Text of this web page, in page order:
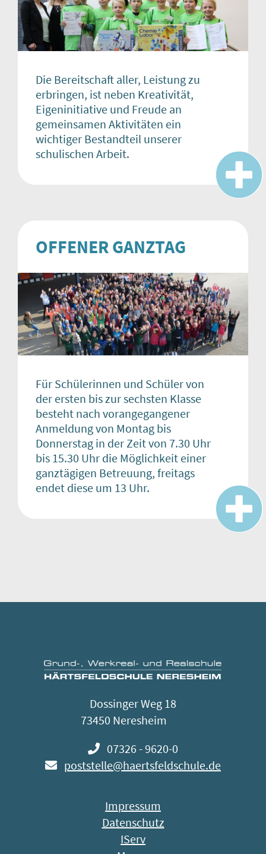
Die Bereitschaft aller, Leistung zu
erbringen, ist neben Kreativität,
Eigeninitiative und Freude an
gemeinsamen Aktivitäten ein
wichtiger Bestandteil unserer
schulischen Arbeit.
OFFENER GANZTAG
Für Schülerinnen und Schüler von
der ersten bis zur sechsten Klasse
besteht nach vorangegangener
Anmeldung von Montag bis
Donnerstag in der Zeit von 7.30 Uhr
bis 15.30 Uhr die Möglichkeit einer
ganztägigen Betreuung, freitags
endet diese um 13 Uhr.
Dossinger Weg 18
73450 Neresheim
07326 - 9620-0
poststelle@haertsfeldschule.de
Impressum
Datenschutz
IServ